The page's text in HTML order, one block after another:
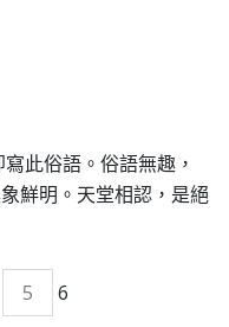
此俗語。俗語無趣，
鮮明。天堂相認，是絕
5 6